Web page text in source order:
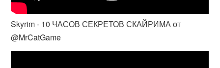
Skyrim - 10 ЧАСОВ СЕКРЕТОВ СКАЙРИМА от
@MrCatGame